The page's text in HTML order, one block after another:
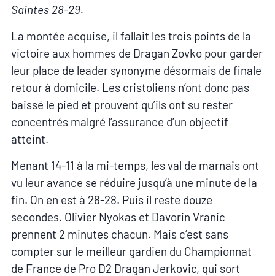
Saintes 28-29.
La montée acquise, il fallait les trois points de la
victoire aux hommes de Dragan Zovko pour garder
leur place de leader synonyme désormais de finale
retour à domicile. Les cristoliens n’ont donc pas
baissé le pied et prouvent qu’ils ont su rester
concentrés malgré l’assurance d’un objectif
atteint.
Menant 14-11 à la mi-temps, les val de marnais ont
vu leur avance se réduire jusqu’à une minute de la
fin. On en est à 28-28. Puis il reste douze
secondes. Olivier Nyokas et Davorin Vranic
prennent 2 minutes chacun. Mais c’est sans
compter sur le meilleur gardien du Championnat
de France de Pro D2 Dragan Jerkovic, qui sort